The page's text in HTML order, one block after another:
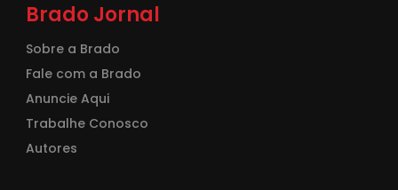
Brado Jornal
Sobre a Brado
Fale com a Brado
Anuncie Aqui
Trabalhe Conosco
Autores